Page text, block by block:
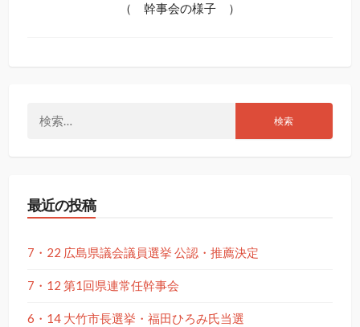
（ 幹事会の様子 ）
最近の投稿
7・22 広島県議会議員選挙 公認・推薦決定
7・12 第1回県連常任幹事会
6・14 大竹市長選挙・福田ひろみ氏当選